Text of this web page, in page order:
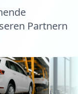
Partnern